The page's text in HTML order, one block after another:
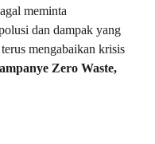
meminta
dan dampak yang
mengabaikan krisis
Zero Waste,